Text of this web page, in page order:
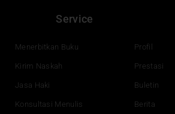
e
b
o
e
n
Service
Menerbitkan Buku
Kirim Naskah
Jasa Haki
Konsultasi Menulis
Profil
Prestasi
Buletin
Berita